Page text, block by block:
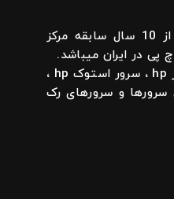
شرکت یاقوت سرخ با بیش از 10 سال سابقه مرکز
در ایران میباشد.
ارائه دهنده : استوریج و سرور hp ، سرور استوک hp ،
سرورها و سرورهای رک